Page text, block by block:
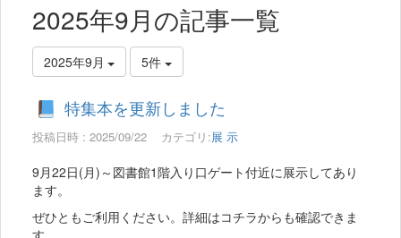
2025年9月の記事一覧
2025年9月 5件
特集本を更新しました
投稿日時 : 2025/09/22 カテゴリ:展 示
9月22日(月)～図書館1階入り口ゲート付近に展示してあり
ます。
ぜひともご利用ください。詳細はコチラからも確認できま
す。